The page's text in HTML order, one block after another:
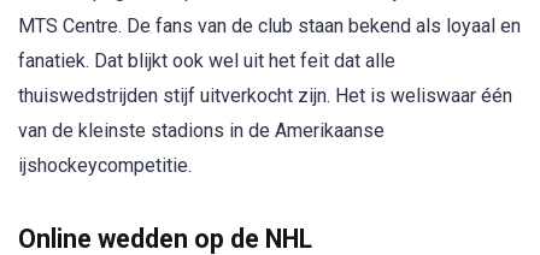
MTS Centre. De fans van de club staan bekend als loyaal en
fanatiek. Dat blijkt ook wel uit het feit dat alle
thuiswedstrijden stijf uitverkocht zijn. Het is weliswaar één
van de kleinste stadions in de Amerikaanse
ijshockeycompetitie.
Online wedden op de NHL